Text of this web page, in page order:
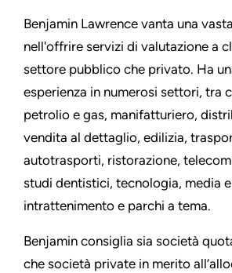
Benjamin Lawrence vanta una
nell'offrire servizi di valutazione a
settore pubblico che privato. Ha
esperienza in numerosi settori, tra
petrolio e gas, manifatturiero,
vendita al dettaglio, edilizia,
autotrasporti, ristorazione,
studi dentistici, tecnologia, media e
intrattenimento e parchi a tema.
Benjamin consiglia sia società
che società private in merito